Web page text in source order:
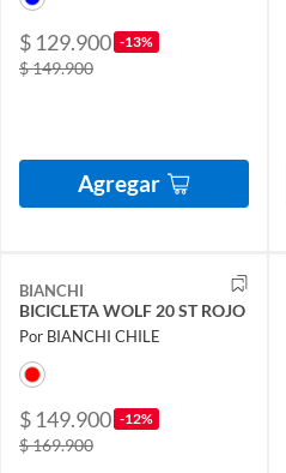
$ 129.900 -13%
$ 149.900
Agregar
BIANCHI
BICICLETA WOLF 20 ST ROJO
Por BIANCHI CHILE
$ 149.900 -12%
$ 169.900